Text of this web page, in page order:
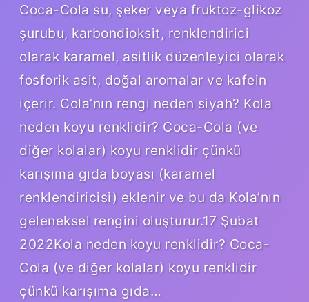
Coca-Cola su, şeker veya fruktoz-glikoz
şurubu, karbondioksit, renklendirici
olarak karamel, asitlik düzenleyici olarak
fosforik asit, doğal aromalar ve kafein
içerir. Cola’nın rengi neden siyah? Kola
neden koyu renklidir? Coca-Cola (ve
diğer kolalar) koyu renklidir çünkü
karışıma gıda boyası (karamel
renklendiricisi) eklenir ve bu da Kola’nın
geleneksel rengini oluşturur.17 Şubat
2022Kola neden koyu renklidir? Coca-
Cola (ve diğer kolalar) koyu renklidir
çünkü karışıma gıda…